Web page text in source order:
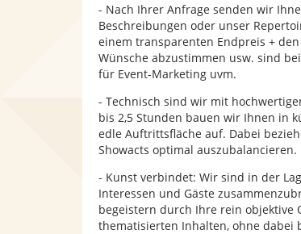
- Nach Ihrer Anfrage senden wir
Beschreibungen oder unser
einem transparenten Endpreis +
Wünsche abzustimmen usw. sind
für Event-Marketing uvm.
- Technisch sind wir mit
bis 2,5 Stunden bauen wir Ihnen in
edle Auftrittsfläche auf. Dabei
Showacts optimal auszubalancieren.
- Kunst verbindet: Wir sind in der
Interessen und Gäste
begeistern durch Ihre rein objektive
thematisierten Inhalten, ohne dabei